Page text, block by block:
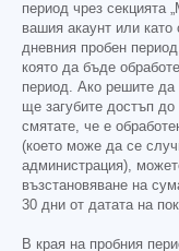
период чрез секцията
вашия акаунт или
дневния пробен
която да бъде
период. Ако решите да
ще загубите достъп
смятате, че е
(което може да се
администрация),
възстановяване на
30 дни от датата на
В края на пробния